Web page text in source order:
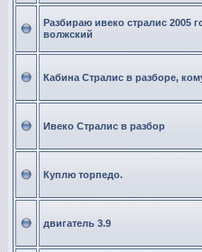
Разбираю ивеко стралис 2005
волжский
Кабина Стралис в разборе,
Ивеко Стралис в разбор
Куплю торпедо.
двигатель 3.9